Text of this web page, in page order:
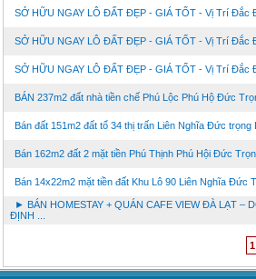
SỞ HỮU NGAY LÔ ĐẤT ĐẸP - GIÁ TỐT - Vị Trí Đắc
SỞ HỮU NGAY LÔ ĐẤT ĐẸP - GIÁ TỐT - Vị Trí Đắc
SỞ HỮU NGAY LÔ ĐẤT ĐẸP - GIÁ TỐT - Vị Trí Đắc
BÁN 237m2 đất nhà tiền chế Phú Lộc Phú Hộ Đức
Bán đất 151m2 đất tổ 34 thị trấn Liên Nghĩa Đức trọng
Bán 162m2 đất 2 mặt tiền Phú Thịnh Phú Hội Đức
Bán 14x22m2 mặt tiền đất Khu Lô 90 Liên Nghĩa Đức
► BÁN HOMESTAY + QUÁN CAFE VIEW ĐÀ LẠT –
ĐỊNH ...
1